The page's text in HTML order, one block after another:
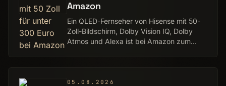
Amazon
Ein QLED-Fernseher von Hisense mit 50-
Zoll-Bildschirm, Dolby Vision IQ, Dolby
Atmos und Alexa ist bei Amazon zum
05.08.2026